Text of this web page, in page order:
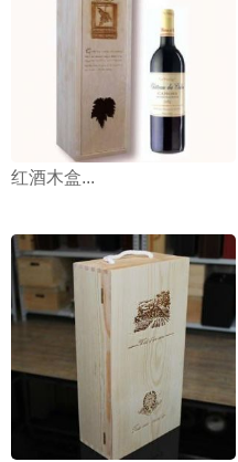
红酒木盒...